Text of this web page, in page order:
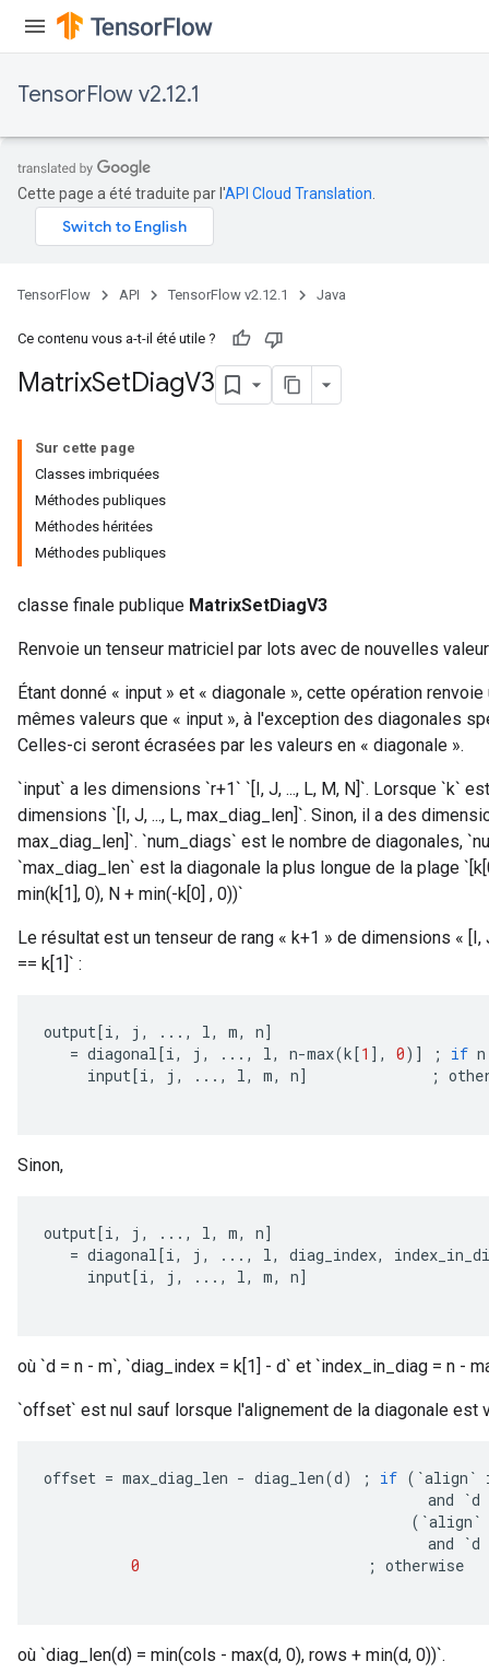
TensorFlow v2.12.1
Cette page a été traduite par l'API Cloud Translation
TensorFlow API TensorFlow v2.12.1 Java
Ce contenu vous a-t-il été utile ?
MatrixSetDiagV3
Sur cette page
Classes imbriquées
Méthodes publiques
Méthodes héritées
Méthodes publiques
classe finale publique MatrixSetDiagV3
Renvoie un tenseur matriciel par lots avec de nouvelles
Étant donné « input » et « diagonale », cette opération
mêmes valeurs que « input », à l'exception des diagonales
Celles-ci seront écrasées par les valeurs en « diagonale ».
`input` a les dimensions `r+1` `[I, J, ..., L, M, N]`. Lorsque `k`
dimensions `[I, J, ..., L, max_diag_len]`. Sinon, il a des
max_diag_len]`. `num_diags` est le nombre de diagonales,
`max_diag_len` est la diagonale la plus longue de la plage
min(k[1], 0), N + min(-k[0] , 0))`
Le résultat est un tenseur de rang « k+1 » de dimensions « [I,
== k[1]` :
output[i, j , ..., l, m, n]
= diagonal[i, j , ..., l, n-max(k[1 ] , 0) ] ; if n
input[i, j , ..., l, m, n] ;
Sinon,
output[i, j , ..., l, m, n]
= diagonal[i, j , ..., l, diag_index,
input[i, j , ..., l, m, n]
où `d = n - m`, `diag_index = k[1] - d` et `index_in_diag = n -
`offset` est nul sauf lorsque l'alignement de la diagonale est
offset = max_diag_len - diag_len(d) ; if ( `align `
and
`d
( `align `
and
`d
0
; otherwise
où `diag_len(d) = min(cols - max(d, 0), rows + min(d, 0))`.